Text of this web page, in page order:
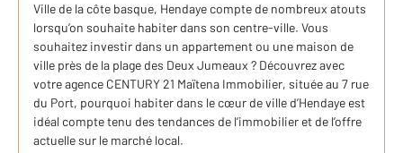
Ville de la côte basque, Hendaye compte de nombreux atouts
lorsqu’on souhaite habiter dans son centre-ville. Vous
souhaitez investir dans un appartement ou une maison de
ville près de la plage des Deux Jumeaux ? Découvrez avec
votre agence CENTURY 21 Maïtena Immobilier, située au 7 rue
du Port, pourquoi habiter dans le cœur de ville d’Hendaye est
idéal compte tenu des tendances de l’immobilier et de l’offre
actuelle sur le marché local.